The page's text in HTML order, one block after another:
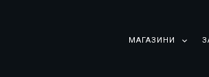
МАГАЗИНИ